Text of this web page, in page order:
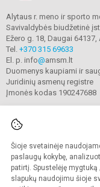
Šioje svetainėje
paslaugų kokybę,
patirtį. Spustelėję
slapukų naudojimu šioje
Alytaus r. meno ir sporto
Savivaldybės biudžetinė
Ežero g. 18, Daugai 64137,
Tel. +370 315 69633
El. p. info@amsm.lt
Duomenys kaupiami ir
Juridinių asmenų registre
Įmonės kodas 190247688
© 2020. Alytaus r.
Kopijuoti turinį be